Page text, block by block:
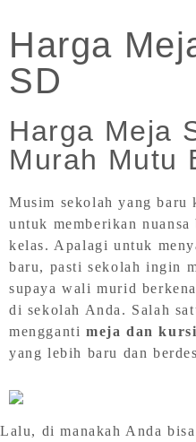
Harga
SD
Harga Meja
Murah Mutu
Musim sekolah yang
untuk memberikan
kelas. Apalagi untuk
baru, pasti sekolah ingin
supaya wali murid
di sekolah Anda. Salah
mengganti meja dan
yang lebih baru dan
Lalu, di manakah Anda